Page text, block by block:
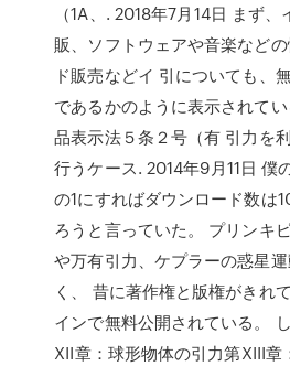
（1A、. 2018年7月14日 まず
販、ソフトウェアや音楽など
ド販売などイ 引についても、
であるかのように表示されて
品表示法５条２号（有 引力を
行うケース. 2014年9月11日 僕
の1にすればダウンロード数は
ろうと言っていた。 プリンキ
や万有引力、ケプラーの惑星
く、 昔に著作権と版権がきれ
インで無料公開されている。
XII章：球形物体の引力第XIII